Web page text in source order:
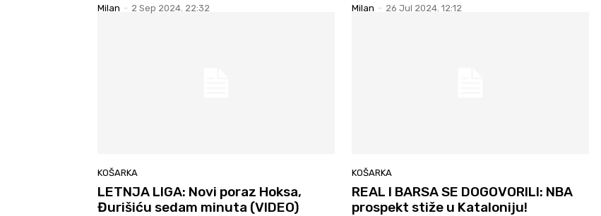
Milan - 2 Sep 2024. 22:32 Milan - 26 Jul 2024. 12:12
KOŠARKA
LETNJA LIGA: Novi poraz Hoksa,
Đurišiću sedam minuta (VIDEO)
KOŠARKA
REAL I BARSA SE DOGOVORILI: NBA
prospekt stiže u Kataloniju!